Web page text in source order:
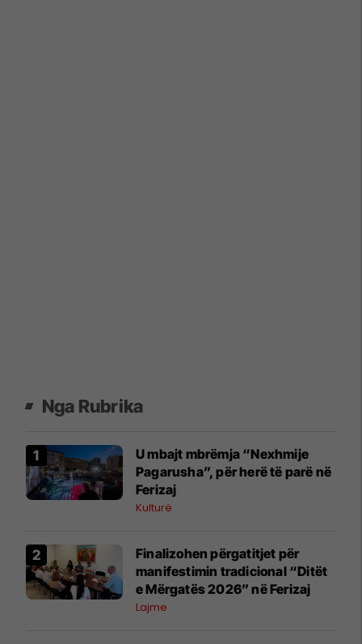
Nga Rubrika
U mbajt mbrëmja “Nexhmije
Pagarusha”, për herë të parë në
Ferizaj
Kulturë
Finalizohen përgatitjet për
manifestimin tradicional “Ditët
e Mërgatës 2026” në Ferizaj
Lajme